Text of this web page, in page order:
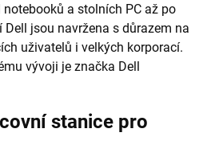
a stolních PC až po
jsou navržena s důrazem na
uživatelů i velkých korporací.
vývoji je značka Dell
stanice pro